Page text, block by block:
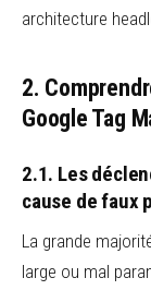
architecture
2.
Google Tag
2.1. Les
cause de faux
La grande
large ou mal